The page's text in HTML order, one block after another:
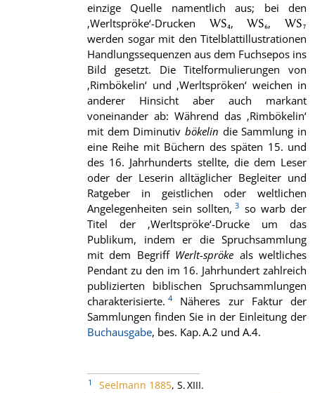
einzige Quelle namentlich aus; bei den
‚Werltspröke‘-Drucken WS₄,WS₆,WS₇
werden sogar mit den Titelblattillustrationen
Handlungssequenzen aus dem Fuchsepos ins
Bild gesetzt. Die Titelformulierungen von
‚Rimbökelin‘ und ‚Werltspröken‘ weichen in
anderer Hinsicht aber auch markant
voneinander ab: Während das ‚Rimbökelin‘
mit dem Diminutiv bökelin die Sammlung in
eine Reihe mit Büchern des späten 15. und
des 16. Jahrhunderts stellte, die dem Leser
oder der Leserin alltäglicher Begleiter und
Ratgeber in geistlichen oder weltlichen
Angelegenheiten sein sollten, 3 so warb der
Titel der ‚Werltspröke‘-Drucke um das
Publikum, indem er die Spruchsammlung
mit dem Begriff Werlt-spröke als weltliches
Pendant zu den im 16. Jahrhundert zahlreich
publizierten biblischen Spruchsammlungen
charakterisierte. 4
Näheres zur Faktur der
Sammlungen finden Sie in der Einleitung der
Buchausgabe, bes. Kap. A.2 und A.4.
1 Seelmann 1885, S. XIII.